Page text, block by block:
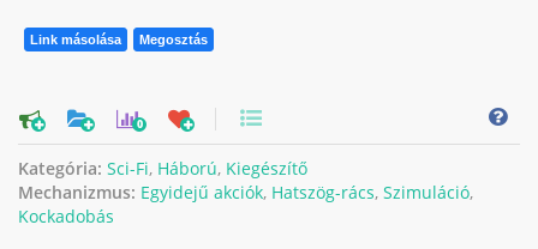
Link másolása Megosztás
0
Kategória: Sci-Fi, Háború, Kiegészítő
Mechanizmus: Egyidejű akciók, Hatszög-rács, Szimuláció,
Kockadobás